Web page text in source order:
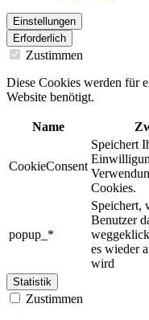
Einstellungen
Erforderlich
Zustimmen
Diese Cookies werden für
Website benötigt.
Name
CookieConsent
Speichert
Cookies.
popup_*
Speichert,
Benutzer
es wieder
wird
Statistik
Zustimmen